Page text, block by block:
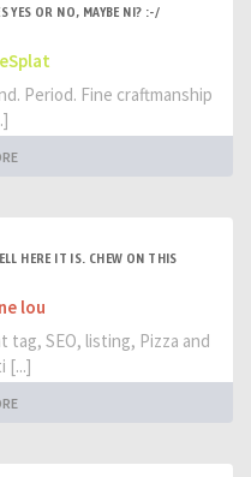
YES OR NO, MAYBE NI? :-/
Period. Fine craftmanship
HERE IT IS. CHEW ON THIS
lou
SEO, listing, Pizza and
[...]